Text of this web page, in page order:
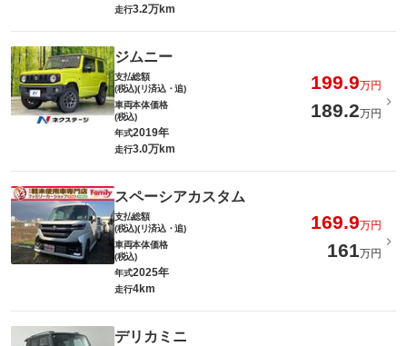
走行3.2万km
ジムニー
支払総額
(税込)(リ済込・追)
199.9万円
車両本体価格
(税込)
189.2万円
年式2019年
走行3.0万km
スペーシアカスタム
支払総額
(税込)(リ済込・追)
169.9万円
車両本体価格
(税込)
161万円
年式2025年
走行4km
デリカミニ